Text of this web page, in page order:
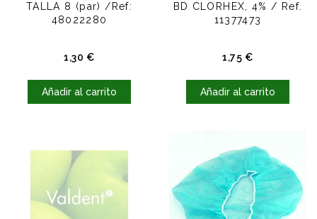
TALLA 8 (par) /Ref:
48022280
1,30 €Precio
Añadir al carrito
BD CLORHEX, 4% / Ref.
11377473
1,75 €Precio
Añadir al carrito